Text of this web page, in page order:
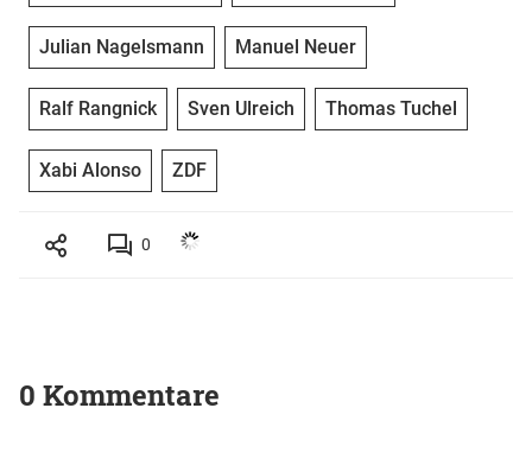
Julian Nagelsmann Manuel Neuer
Ralf Rangnick Sven Ulreich Thomas Tuchel
Xabi Alonso ZDF
0
0 Kommentare